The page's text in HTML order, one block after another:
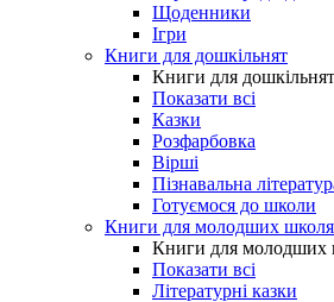
Щоденники
Ігри
Книги для дошкільнят
Книги для дошкільнят
Показати всі
Казки
Розфарбовка
Вірші
Пізнавальна
Готуємося до школи
Книги для молодших
Книги для молодших
Показати всі
Літературні казки